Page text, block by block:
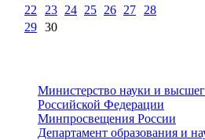
22
23 24 25 26 27
28
29 30
Министерство науки и
Российской Федерации
Минпросвещения России
Департамент образования